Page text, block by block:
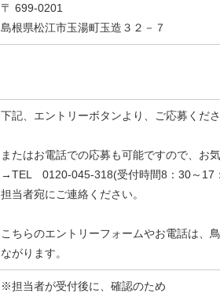
〒 699-0201
島根県松江市玉湯町玉造３２－７
下記、エントリーボタンより、ご応募くださ
またはお電話での応募も可能ですので、お
→TEL 0120-045-318(受付時間8：30～17
担当者宛にご連絡ください。
こちらのエントリーフォームやお電話は、
ながります。
※担当者が受付後に、確認のため